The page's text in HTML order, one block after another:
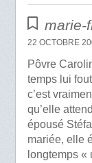
marie-
22 OCTOBRE
Pôvre
temps lui
c’est
qu’elle
épousé
mariée, elle
longtemps